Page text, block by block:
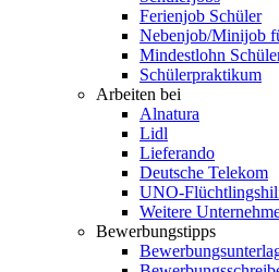
Ferienjob Schüler
Nebenjob/Minijob
Mindestlohn
Schülerpraktikum
Arbeiten bei
Alnatura
Lidl
Lieferando
Deutsche Telekom
UNO-
Weitere
Bewerbungstipps